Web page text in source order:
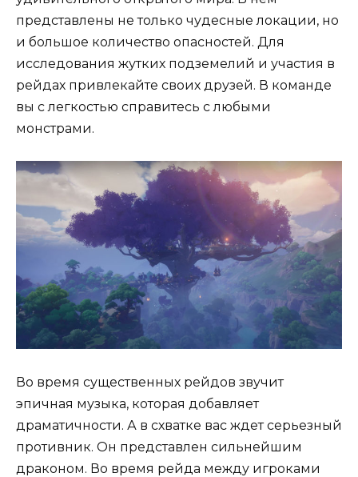
представлены не только чудесные локации, но
и большое количество опасностей. Для
исследования жутких подземелий и участия в
рейдах привлекайте своих друзей. В команде
вы с легкостью справитесь с любыми
монстрами.
Во время существенных рейдов звучит
эпичная музыка, которая добавляет
драматичности. А в схватке вас ждет серьезный
противник. Он представлен сильнейшим
драконом. Во время рейда между игроками